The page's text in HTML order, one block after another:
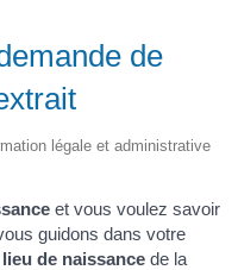
de
légale et administrative
et vous voulez savoir
guidons dans votre
lieu de naissance de la